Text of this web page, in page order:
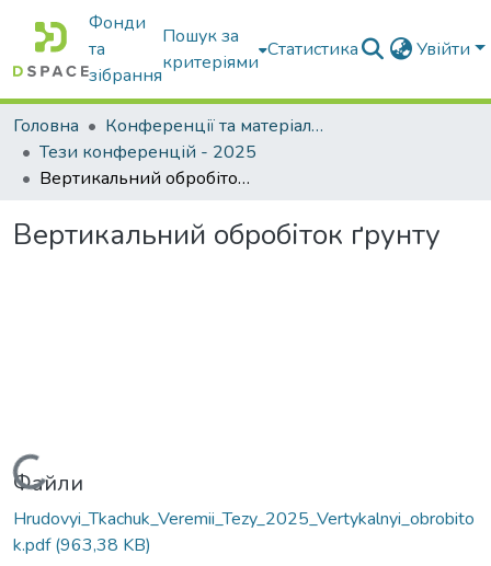
Фонди
та
зібрання
Пошук за
критеріями
Статистика Увійти
Головна
Конференції та матеріали конференцій
Тези конференцій - 2025
Вертикальний обробіток ґрунту
Вертикальний обробіток ґрунту
Вантажиться...
Файли
Hrudovyi_Tkachuk_Veremii_Tezy_2025_Vertykalnyi_obrobito
k.pdf(963,38 KB)